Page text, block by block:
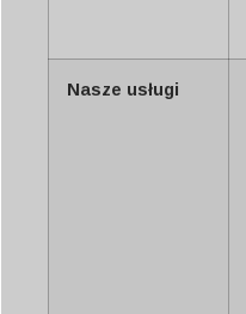
Nasze usługi